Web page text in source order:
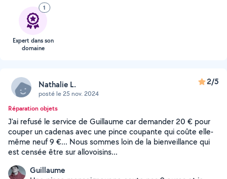
1
Expert dans son
domaine
Nathalie L.
posté le 25 nov. 2024
2/5
Réparation objets
J'ai refusé le service de Guillaume car demander 20 € pour
couper un cadenas avec une pince coupante qui coûte elle-
même neuf 9 €... Nous sommes loin de la bienveillance qui
est censée être sur allovoisins...
Guillaume